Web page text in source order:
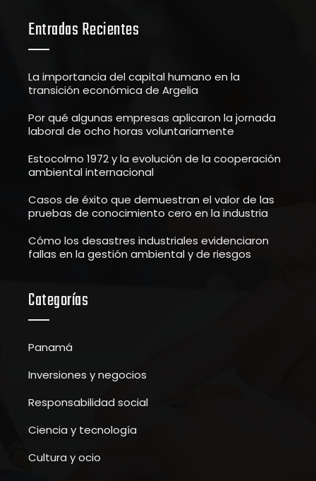
Entradas Recientes
La importancia del capital humano en la
transición económica de Argelia
Por qué algunas empresas aplicaron la jornada
laboral de ocho horas voluntariamente
Estocolmo 1972 y la evolución de la cooperación
ambiental internacional
Casos de éxito que demuestran el valor de las
pruebas de conocimiento cero en la industria
Cómo los desastres industriales evidenciaron
fallas en la gestión ambiental y de riesgos
Categorías
Panamá
Inversiones y negocios
Responsabilidad social
Ciencia y tecnología
Cultura y ocio